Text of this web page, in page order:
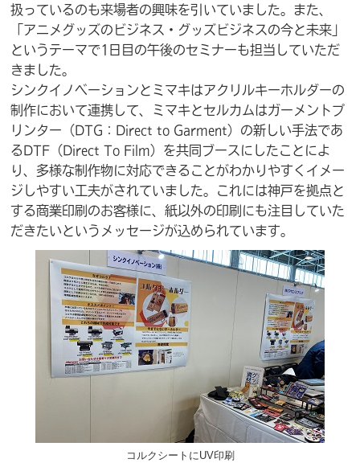
扱っているのも来場者の興味を引いていました。また、
「アニメグッズのビジネス・グッズビジネスの今と未来」
というテーマで1日目の午後のセミナーも担当していただ
きました。
シンクイノベーションとミマキはアクリルキーホルダーの
制作において連携して、ミマキとセルカムはガーメントプ
リンター（DTG：Direct to Garment）の新しい手法であ
るDTF（Direct To Film）を共同ブースにしたことによ
り、多様な制作物に対応できることがわかりやすくイメー
ジしやすい工夫がされていました。これには神戸を拠点と
する商業印刷のお客様に、紙以外の印刷にも注目していた
だきたいというメッセージが込められています。
コルクシートにUV印刷